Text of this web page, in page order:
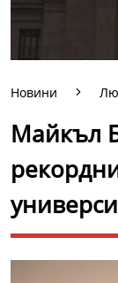
Новини
Майкъл